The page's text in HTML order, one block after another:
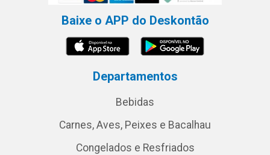
Baixe o APP do Deskontão
Departamentos
Bebidas
Carnes, Aves, Peixes e Bacalhau
Congelados e Resfriados